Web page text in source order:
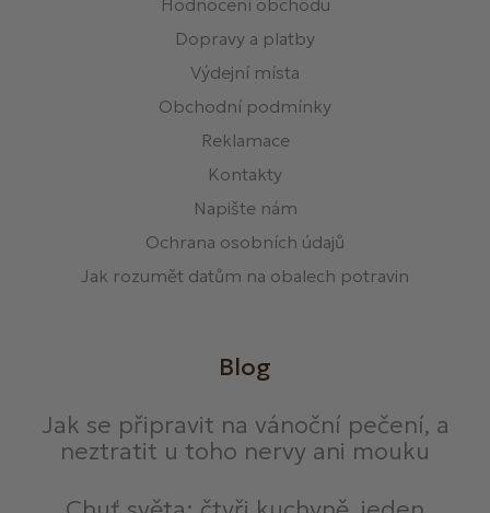
Dopravy a platby
Výdejní místa
Obchodní podmínky
Reklamace
Kontakty
Napište nám
Ochrana osobních údajů
Jak rozumět datům na obalech potravin
Blog
Jak se připravit na vánoční pečení, a
neztratit u toho nervy ani mouku